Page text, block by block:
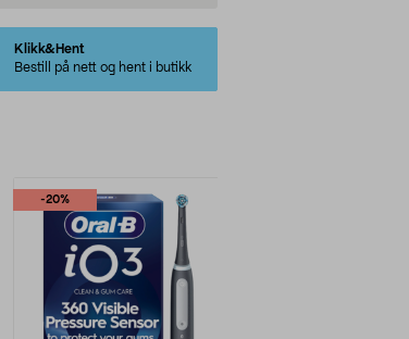
Klikk&Hent
Bestill på nett og hent i butikk
-20%